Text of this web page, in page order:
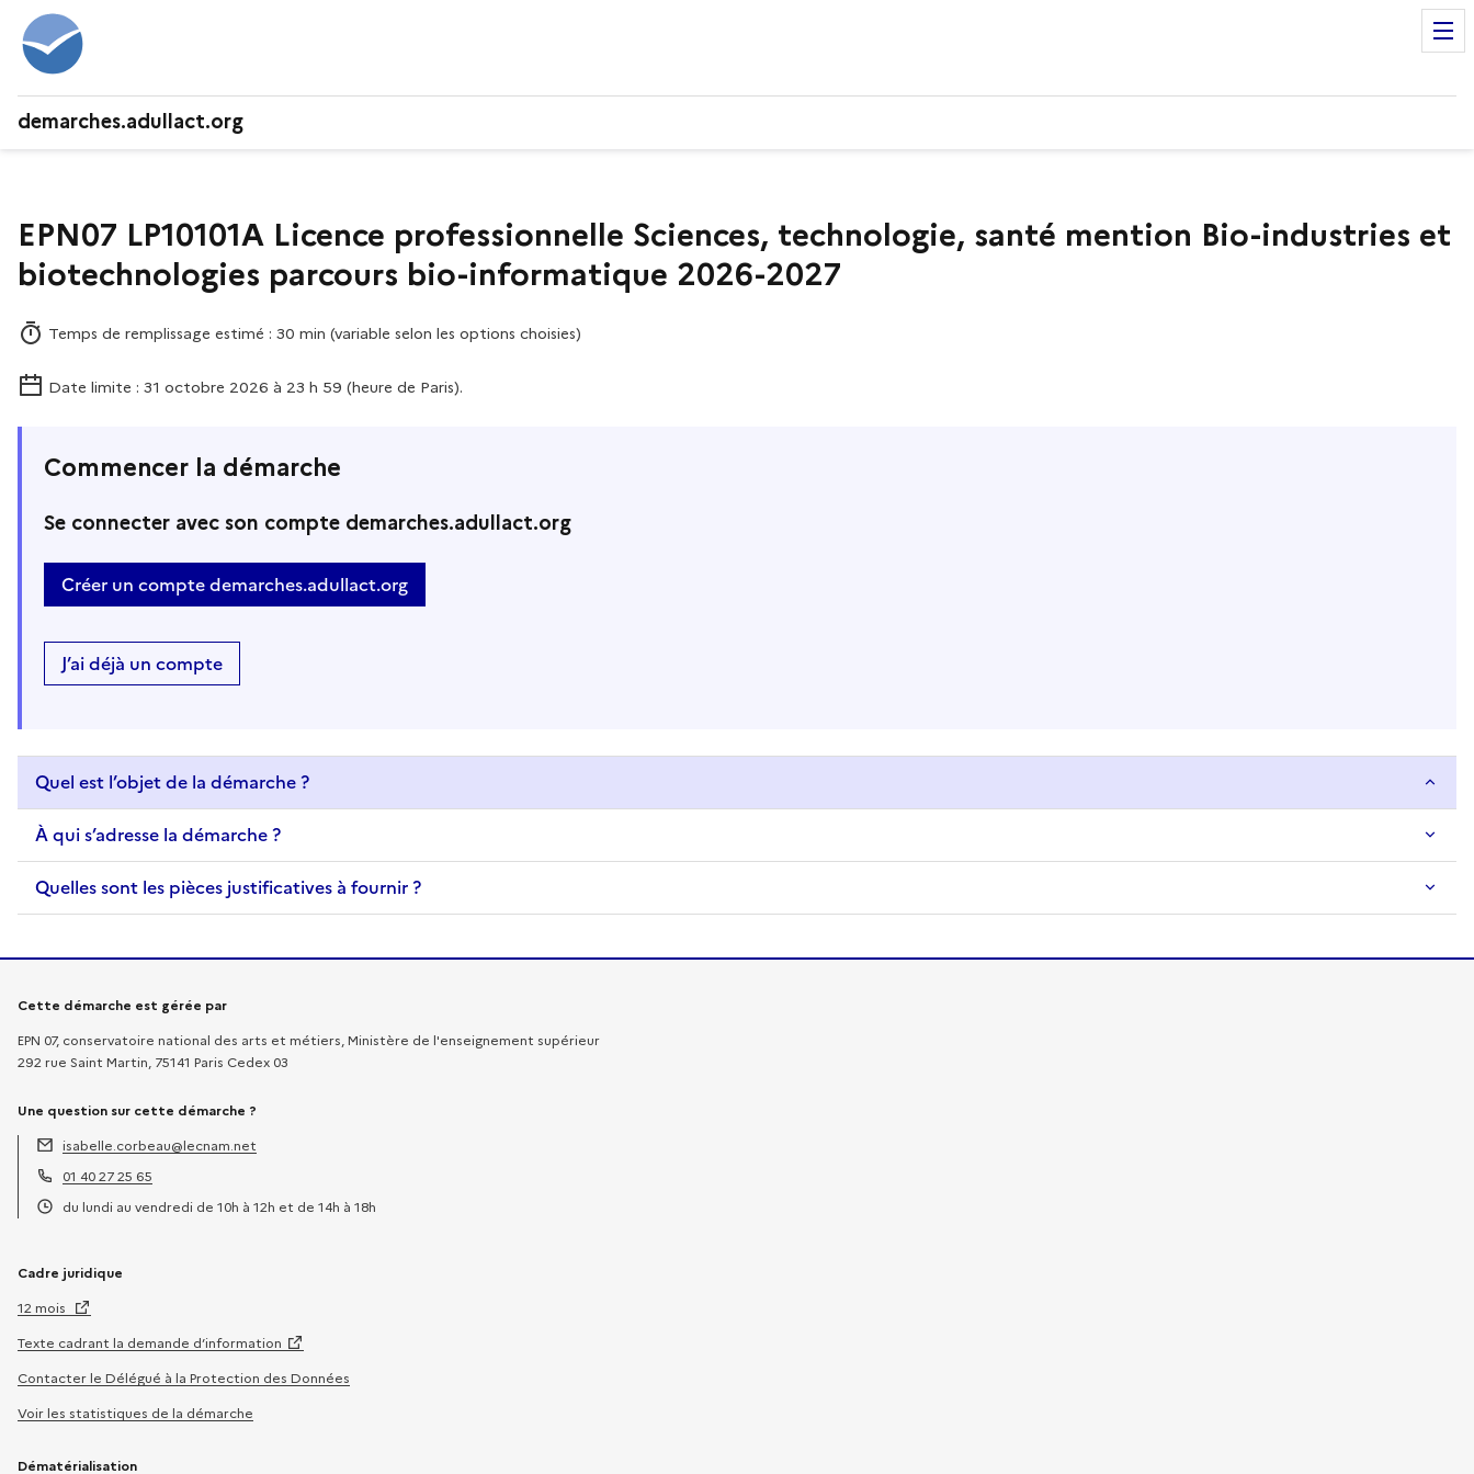
demarches.adullact.org
EPN07 LP10101A Licence professionnelle Sciences, technologie, santé mention Bio-industries et
biotechnologies parcours bio-informatique 2026-2027
Temps de remplissage estimé : 30 min (variable selon les options choisies)
Date limite : 31 octobre 2026 à 23 h 59 (heure de Paris).
Commencer la démarche
Se connecter avec son compte demarches.adullact.org
Créer un compte demarches.adullact.org
J’ai déjà un compte
Quel est l’objet de la démarche ?
À qui s’adresse la démarche ?
Quelles sont les pièces justificatives à fournir ?
Informations sur la démarche
Cette démarche est gérée par
EPN 07, conservatoire national des arts et métiers, Ministère de l'enseignement supérieur
292 rue Saint Martin, 75141 Paris Cedex 03
Une question sur cette démarche ?
Adresse électronique :
isabelle.corbeau@lecnam.net
Téléphone :
01 40 27 25 65
du lundi au vendredi de 10h à 12h et de 14h à 18h
Cadre juridique
12 mois
Texte cadrant la demande d’information
Contacter le Délégué à la Protection des Données
Voir les statistiques de la démarche
Dématérialisation